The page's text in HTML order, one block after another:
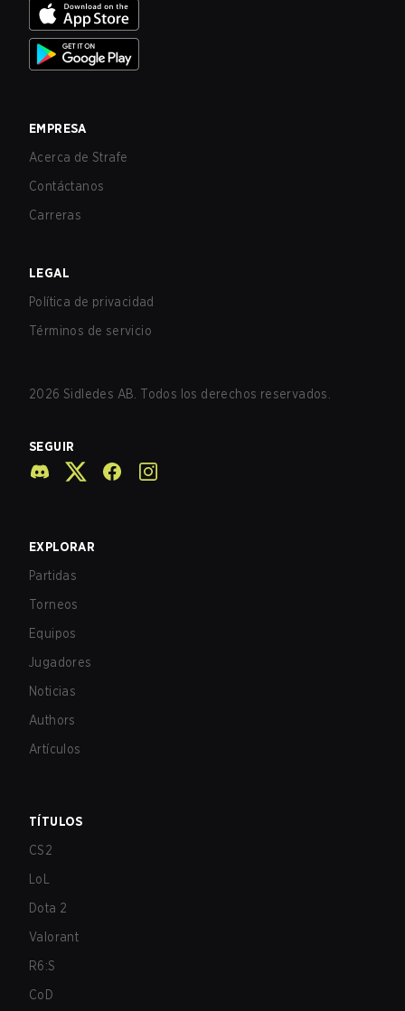
EMPRESA
Acerca de Strafe
Contáctanos
Carreras
LEGAL
Política de privacidad
Términos de servicio
2026 Sidledes AB. Todos los derechos reservados.
SEGUIR
EXPLORAR
Partidas
Torneos
Equipos
Jugadores
Noticias
Authors
Artículos
TÍTULOS
CS2
LoL
Dota 2
Valorant
R6:S
CoD